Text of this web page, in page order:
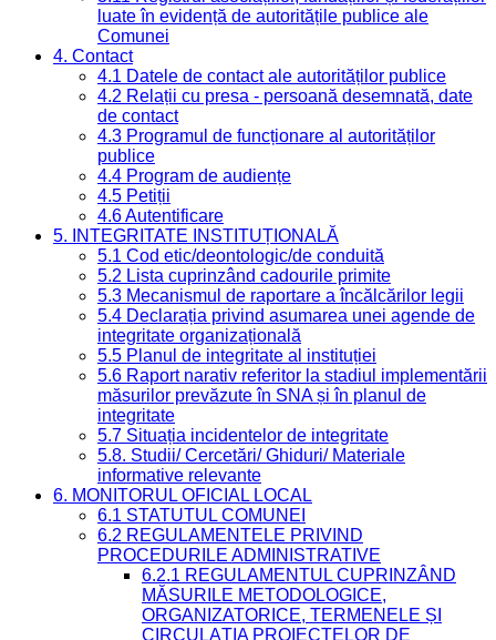
luate în evidență de autoritățile publice ale
Comunei
4. Contact
4.1 Datele de contact ale autorităților publice
4.2 Relații cu presa - persoană desemnată, date
de contact
4.3 Programul de funcționare al autorităților
publice
4.4 Program de audiențe
4.5 Petiții
4.6 Autentificare
5. INTEGRITATE INSTITUȚIONALĂ
5.1 Cod etic/deontologic/de conduită
5.2 Lista cuprinzând cadourile primite
5.3 Mecanismul de raportare a încălcărilor legii
5.4 Declarația privind asumarea unei agende de
integritate organizațională
5.5 Planul de integritate al instituției
5.6 Raport narativ referitor la stadiul implementării
măsurilor prevăzute în SNA și în planul de
integritate
5.7 Situația incidentelor de integritate
5.8. Studii/ Cercetări/ Ghiduri/ Materiale
informative relevante
6. MONITORUL OFICIAL LOCAL
6.1 STATUTUL COMUNEI
6.2 REGULAMENTELE PRIVIND
PROCEDURILE ADMINISTRATIVE
6.2.1 REGULAMENTUL CUPRINZÂND
MĂSURILE METODOLOGICE,
ORGANIZATORICE, TERMENELE ȘI
CIRCULAȚIA PROIECTELOR DE